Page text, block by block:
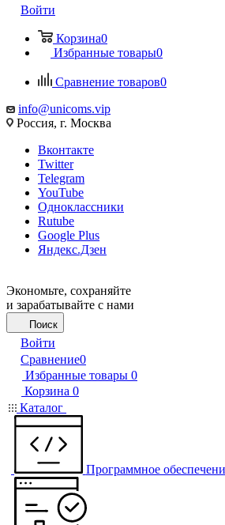
Войти
Корзина0
Избранные товары0
Сравнение товаров0
info@unicoms.vip
Россия, г. Москва
Вконтакте
Twitter
Telegram
YouTube
Одноклассники
Rutube
Google Plus
Яндекс.Дзен
Экономьте, сохраняйте
и зарабатывайте с нами
Поиск
Войти
Сравнение0
Избранные товары 0
Корзина 0
Каталог
Программное